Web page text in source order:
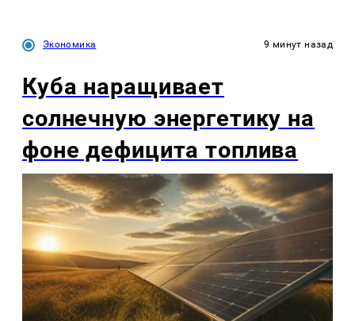
Экономика 9 минут назад
Куба наращивает
солнечную энергетику на
фоне дефицита топлива